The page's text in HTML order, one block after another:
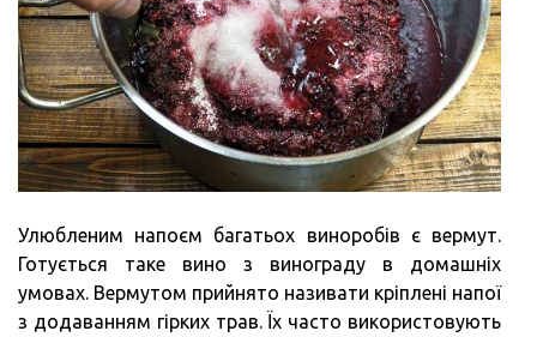
Улюбленим напоєм багатьох виноробів є вермут.
Готується таке вино з винограду в домашніх
умовах. Вермутом прийнято називати кріплені напої
з додаванням гірких трав. Їх часто використовують